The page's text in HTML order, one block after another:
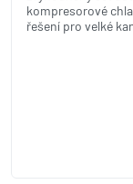
kompresorové
řešení pro velké